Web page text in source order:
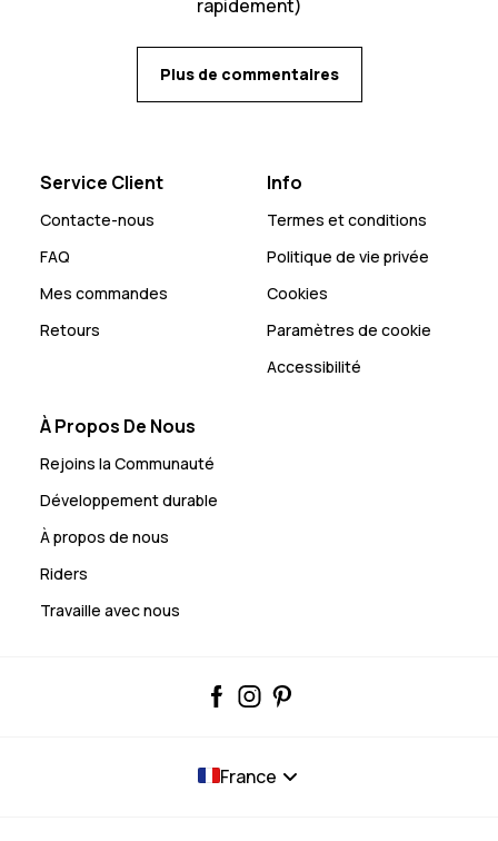
rapidement)
Plus de commentaires
Service Client
Contacte-nous
FAQ
Mes commandes
Retours
Info
Termes et conditions
Politique de vie privée
Cookies
Paramètres de cookie
Accessibilité
À Propos De Nous
Rejoins la Communauté
Développement durable
À propos de nous
Riders
Travaille avec nous
France